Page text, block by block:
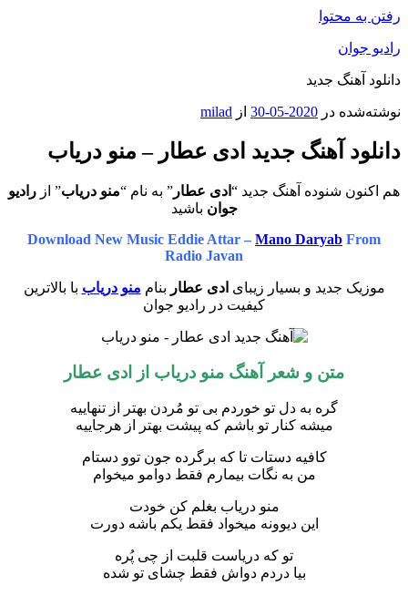
رفتن به محتوا
رادیو جوان
دانلود آهنگ جدید
نوشته‌شده در 2020-05-30 از milad
دانلود آهنگ جدید ادی عطار – منو دریاب
هم اکنون شنوده آهنگ جدید “ ادی عطار ” به نام “منو دریاب” از رادیو
جوان باشید
Download New Music Eddie Attar – Mano Daryab From
Radio Javan
موزیک جدید و بسیار زیبای ادی عطار بنام منو دریاب با بالاترین
کیفیت در رادیو جوان
متن و شعر آهنگ منو دریاب از ادی عطار
گره به دل تو خوردم بی تو مُردن بهتر از تنهاییه
میشه کنار تو باشم که پیشت بهتر از هرجاییه
کافیه دستات تا که برگرده جون توو دستام
من به نگات بیمارم فقط دوامو میخوام
منو دریاب بغلم کن خودت
این دیوونه میخواد فقط یکم باشه دورت
تو که دریاست قلبت از چی پُره
بیا دردم دواش فقط چشای تو شده